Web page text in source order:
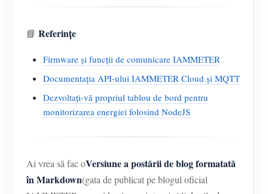
📘 Referințe
Firmware și funcții de comunicare IAMMETER
Documentația API-ului IAMMETER Cloud și MQTT
Dezvoltați-vă propriul tablou de bord pentru
monitorizarea energiei folosind NodeJS
Ai vrea să fac oVersiune a postării de blog formatată
în Markdown(gata de publicat pe blogul oficial